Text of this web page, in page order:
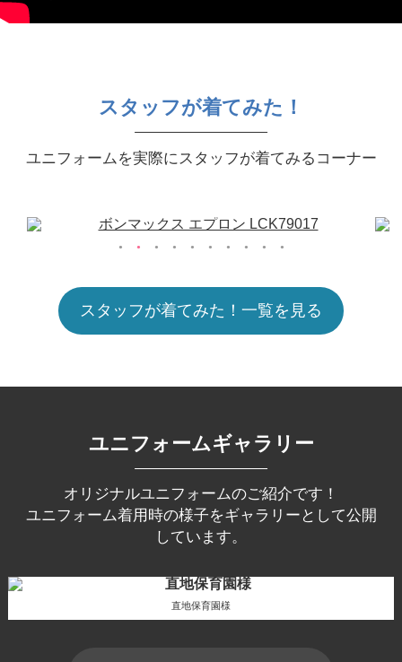
スタッフが着てみた！
ユニフォームを実際にスタッフが着てみるコーナー
スタッフが着てみた！一覧を見る
ユニフォームギャラリー
オリジナルユニフォームのご紹介です！
ユニフォーム着用時の様子をギャラリーとして公開
しています。
直地保育園様